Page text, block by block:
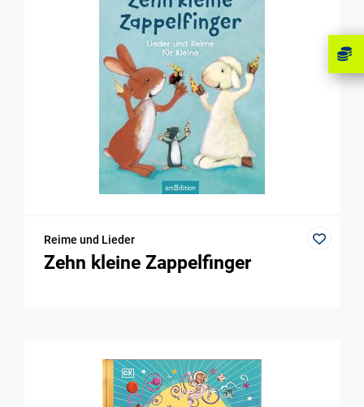
Reime und Lieder
Zehn kleine Zappelfinger